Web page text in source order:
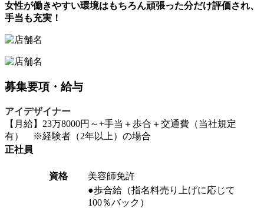
女性が働きやすい環境はもちろん頑張った分だけ評価され、
手当も充実！
募集要項・給与
アイデザイナー
【月給】23万8000円～+手当＋歩合＋交通費（当社規定
有） ※経験者（2年以上）の場合
正社員
資格 美容師免許
●歩合給（指名料売り上げに応じて
100％バック）